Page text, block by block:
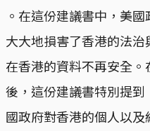
。在這份建議書中，美
大大地損害了香港的法
在香港的資料不再安全
後，這份建議書特別提
國政府對香港的個人以